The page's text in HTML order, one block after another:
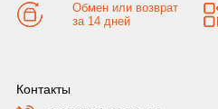
Обмен или возврат
за 14 дней
Контакты